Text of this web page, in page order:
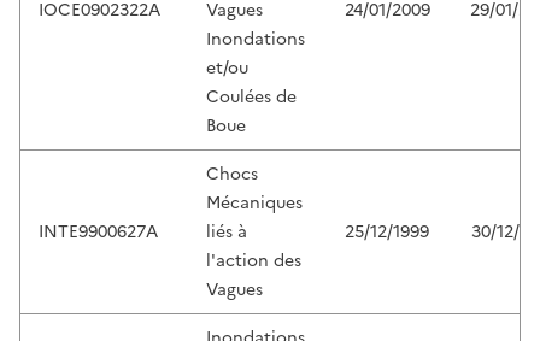
IOCE0902322A
Vagues
Inondations
et/ou
Coulées de
Boue
24/01/2009 29/01/
INTE9900627A
Chocs
Mécaniques
liés à
l'action des
Vagues
25/12/1999 30/12/